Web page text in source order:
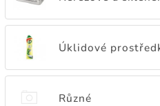
Úklidové
Různé